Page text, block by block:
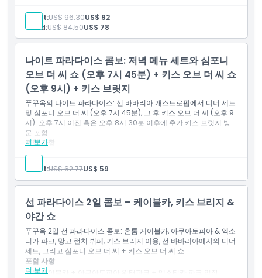
입장권: 키스 브리지 (이용 시간 07:00-18:30/ 21:00-21:30)
1인 심포니 오브 더 씨 쇼 티켓
1인 키스 오브 더 씨 쇼 티켓
2시간점심 뷔페망고 레스토랑
Adult:US$ 96.30US$ 92
Child:US$ 84.50US$ 78
나이트 파라다이스 콤보: 저녁 메뉴 세트와 심포니
오브 더 씨 쇼 (오후 7시 45분) + 키스 오브 더 씨 쇼
(오후 9시) + 키스 브릿지
푸꾸옥의 나이트 파라다이스: 선 바바리아 개스트로펍에서 디너 세트
및 심포니 오브 더 씨 (오후 7시 45분), 그 후 키스 오브 더 씨 (오후 9
시). 오후 7시 이전 혹은 오후 8시 30분 이후에 추가 키스 브릿지 방
문 포함.
더 보기
포함 사항
선 바바리아 개스트로펍 저녁 메뉴 세트 (운영 시간: 오후 5시~10
시)
심포니 오브 더 씨 공연 티켓 (시작 시간 오후 7시 45분)
키스 오브 더 씨 공연 티켓 (시작 시간 오후 9시)
후; 동일한 날 사용 가능)
Adult:US$ 62.77US$ 59
선 파라다이스 2일 콤보 – 케이블카, 키스 브리지 &
야간 쇼
푸꾸옥 2일 선 파라다이스 콤보: 혼톰 케이블카, 아쿠아토피아 & 엑소
티카 파크, 망고 런치 뷔페, 키스 브리지 이용, 선 바바리아에서의 디너
세트, 그리고 심포니 오브 더 씨 + 키스 오브 더 씨 쇼.
더 보기
포함 사항
왕복 케이블카 + 아쿠아토피아 워터파크 + 엑소티카 파크 입장